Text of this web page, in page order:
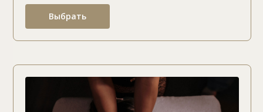
Выбрать